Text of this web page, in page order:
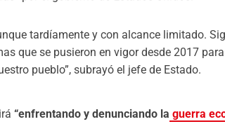
tardíamente y con alcance limitado.
que se pusieron en vigor desde 2017
pueblo”, subrayó el jefe de Estado.
“enfrentando y denunciando la guerra